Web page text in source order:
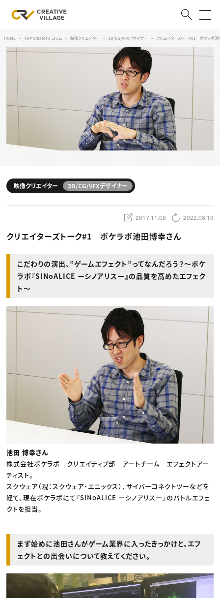
会員登録
クリエイター求人を探す
CREATIVE JOB求人検索
特集求人
採用説明会
スキルアップしたい！
デザイン
編集・ライティング
マーケティング
お役立ち基礎知識
TOP Creator’s コラム
Webクリエイター
アプリクリエイター
マーケッター
クリエイターインタビュー
C＆R Magazine
セミナー
ニュース・トレンド
ニュース・トレンド トップ
Web
映像
広告
出版
CREATIVE VILLAGEからのお知らせ
プロフェッショナル×つながる×メディア
HOME TOP Creator's コラム 映像クリエイター 3D/CG/VFXデザイナー クリエイターズトーク#1 ポケラボ池
映像クリエイター 3D/CG/VFXデザイナー
2017.11.08 2022.08.19
クリエイターズトーク#1 ポケラボ池田博幸さん
こだわりの演出、”ゲームエフェクト”ってなんだろう？〜ポケ
ラボ『SINoALICE ーシノアリスー』の品質を高めたエフェク
ト〜
池田 博幸さん
株式会社ポケラボ クリエイティブ部 アートチーム エフェクトアー
ティスト。
スクウェア（現：スクウェア・エニックス）、サイバーコネクトツーなどを
経て、現在ポケラボにて『SINoALICE ーシノアリスー』のバトルエフェ
クトを担当。
まず始めに池田さんがゲーム業界に入ったきっかけと、エフ
ェクトとの出会いについて教えてください。